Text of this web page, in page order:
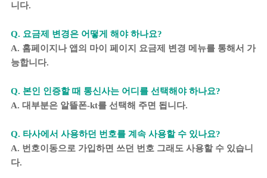
니다.
Q. 요금제 변경은 어떻게 해야 하나요?
A. 홈페이지나 앱의 마이 페이지 요금제 변경 메뉴를 통해서 가
능합니다.
Q. 본인 인증할 때 통신사는 어디를 선택해야 하나요?
A. 대부분은 알뜰폰-kt를 선택해 주면 됩니다.
Q. 타사에서 사용하던 번호를 계속 사용할 수 있나요?
A. 번호이동으로 가입하면 쓰던 번호 그래도 사용할 수 있습니
다.